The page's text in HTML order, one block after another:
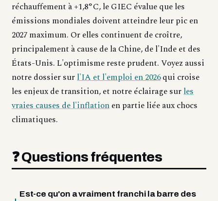
réchauffement à +1,8°C, le GIEC évalue que les
émissions mondiales doivent atteindre leur pic en
2027 maximum. Or elles continuent de croître,
principalement à cause de la Chine, de l'Inde et des
États-Unis. L'optimisme reste prudent. Voyez aussi
notre dossier surl'IA et l'emploi en 2026qui croise
les enjeux de transition, et notre éclairage surles
vraies causes de l'inflationen partie liée aux chocs
climatiques.
❓ Questions fréquentes
Est-ce qu'on a vraiment franchi la barre des